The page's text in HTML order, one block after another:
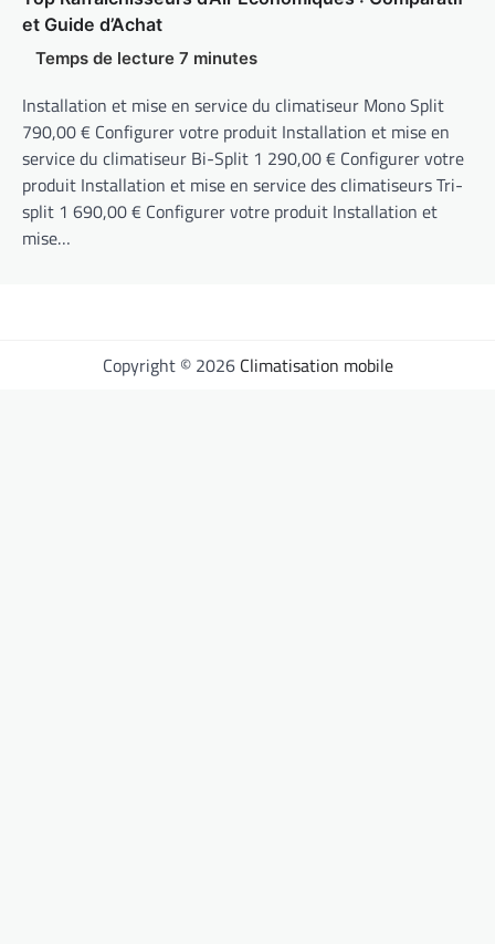
et Guide d’Achat
Installation et mise en service du climatiseur Mono Split
790,00 € Configurer votre produit Installation et mise en
service du climatiseur Bi-Split 1 290,00 € Configurer votre
produit Installation et mise en service des climatiseurs Tri-
split 1 690,00 € Configurer votre produit Installation et
mise…
Copyright © 2026 Climatisation mobile